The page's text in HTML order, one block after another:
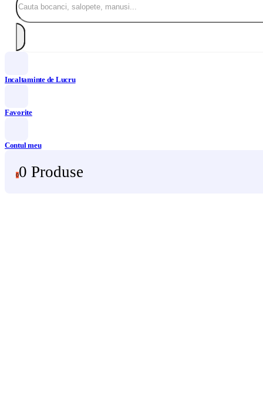
Incaltaminte de Lucru
Favorite
Contul meu
00 Produse